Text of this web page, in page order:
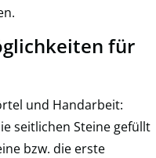
für
und Handarbeit:
seitlichen Steine gefüllt
bzw. die erste